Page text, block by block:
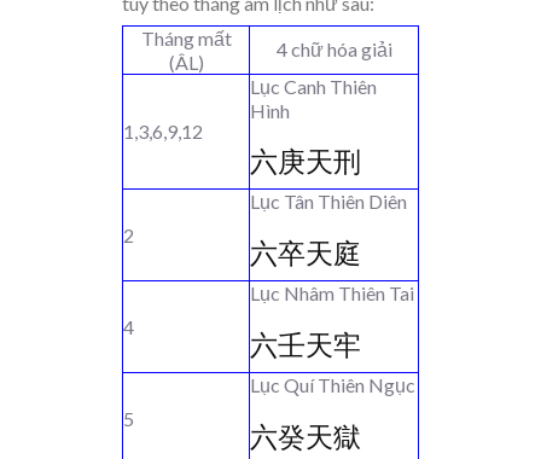
Tháng mất
(ÂL)
4 chữ hóa giải
1,3,6,9,12
Lục Canh Thiên
Hình
六庚天刑
2
Lục Tân Thiên Diên
六卒天庭
4
Lục Nhâm Thiên Tai
六壬天牢
5
Lục Quí Thiên Ngục
六癸天獄